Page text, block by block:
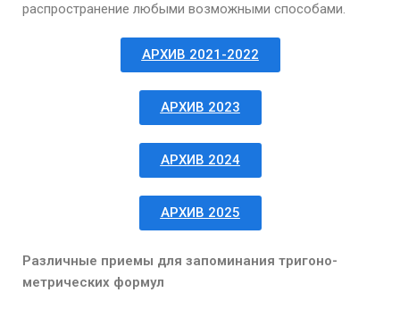
распространение любыми возможными способами.
АРХИВ 2021-2022
АРХИВ 2023
АРХИВ 2024
АРХИВ 2025
Различные приемы для запоминания тригоно-
метрических формул